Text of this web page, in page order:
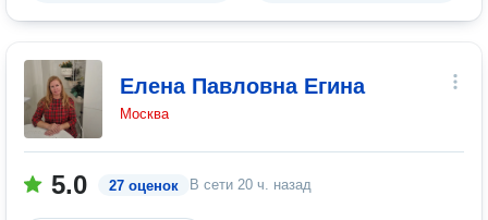
Елена Павловна Егина
Москва
5.0 27 оценок В сети 20 ч. назад